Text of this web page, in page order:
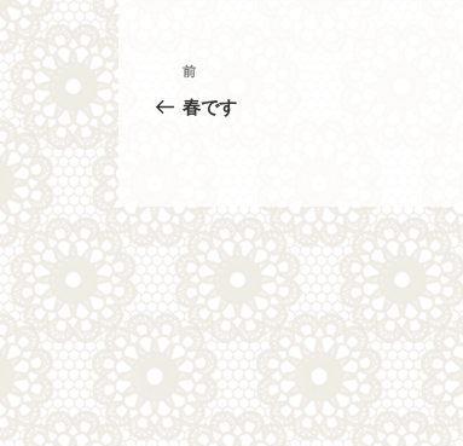
投
稿
ゲ
ー
シ
ョ
ン
過
去
の
前
春です